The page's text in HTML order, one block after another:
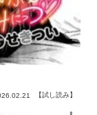
【試し読み】